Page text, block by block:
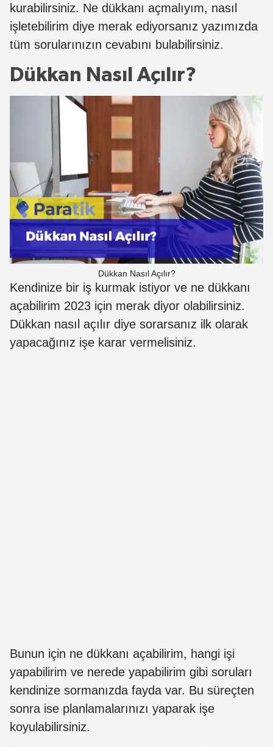
kurabilirsiniz. Ne dükkanı açmalıyım, nasıl
işletebilirim diye merak ediyorsanız yazımızda
tüm sorularınızın cevabını bulabilirsiniz.
Dükkan Nasıl Açılır?
Dükkan Nasıl Açılır?
Kendinize bir iş kurmak istiyor ve ne dükkanı
açabilirim 2023 için merak diyor olabilirsiniz.
Dükkan nasıl açılır diye sorarsanız ilk olarak
yapacağınız işe karar vermelisiniz.
Bunun için ne dükkanı açabilirim, hangi işi
yapabilirim ve nerede yapabilirim gibi soruları
kendinize sormanızda fayda var. Bu süreçten
sonra ise planlamalarınızı yaparak işe
koyulabilirsiniz.